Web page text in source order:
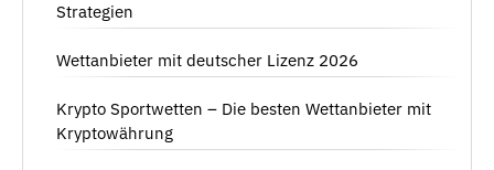
Strategien
Wettanbieter mit deutscher Lizenz 2026
Krypto Sportwetten – Die besten Wettanbieter mit
Kryptowährung